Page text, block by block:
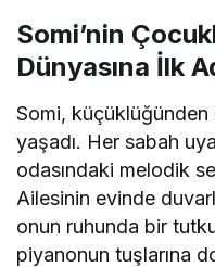
Somi’nin
Dünyasına İlk
Somi,
yaşadı. Her sabah
odasındaki melodik
Ailesinin evinde
onun ruhunda bir
piyanonun tuşlarına